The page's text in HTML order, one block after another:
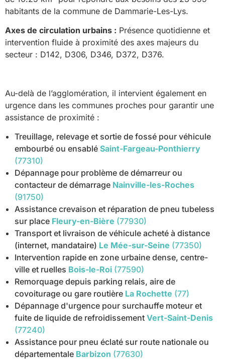
habitants de la commune de Dammarie-Les-Lys.
Axes de circulation urbains : Présence quotidienne et
intervention fluide à proximité des axes majeurs du
secteur : D142, D306, D346, D372, D376.
Au-delà de l’agglomération, il intervient également en
urgence dans les communes proches pour garantir une
assistance de proximité :
Treuillage, relevage et sortie de fossé pour véhicule
embourbé ou ensablé Saint-Fargeau-Ponthierry
(77310)
Dépannage pour problème de démarreur ou
contacteur de démarrage Nainville-les-Roches
(91750)
Assistance crevaison et réparation de pneu tubeless
sur place Fleury-en-Bière (77930)
Transport et livraison de véhicule acheté à distance
(internet, mandataire) Le Mée-sur-Seine (77350)
Intervention rapide en zone urbaine dense, centre-
ville et ruelles Bois-le-Roi (77590)
Remorquage depuis parking relais, aire de
covoiturage ou gare routière La Rochette (77)
Dépannage d'urgence pour surchauffe moteur et
fuite de liquide de refroidissement Vert-Saint-Denis
(77240)
Assistance pour pneu éclaté sur route nationale ou
départementale Barbizon (77630)